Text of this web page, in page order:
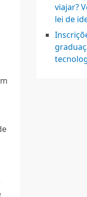
viajar?
lei de